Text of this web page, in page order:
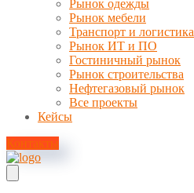
Рынок одежды
Рынок мебели
Транспорт и логистика
Рынок ИТ и ПО
Гостиничный рынок
Рынок строительства
Нефтегазовый рынок
Все проекты
Кейсы
Контакты